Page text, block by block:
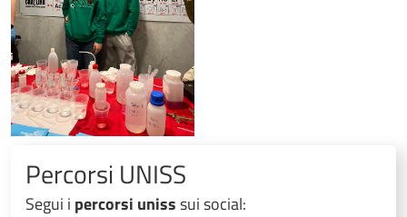
Percorsi UNISS
Segui i percorsi unisssui social: